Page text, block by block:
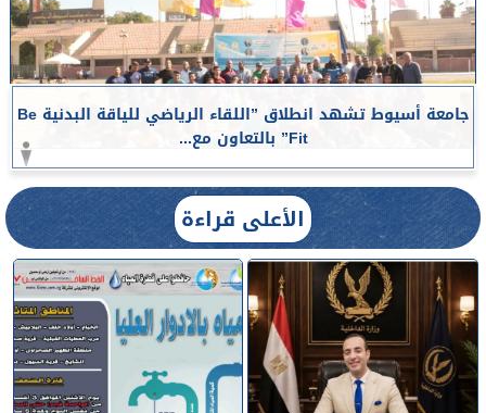
جامعة أسيوط تشهد انطلاق ”اللقاء الرياضي للياقة البدنية Be
Fit” بالتعاون مع...
الأعلى قراءة